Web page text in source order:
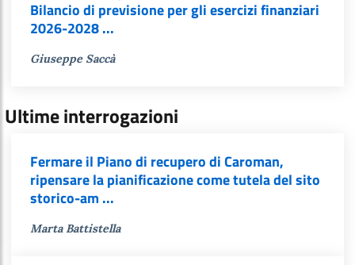
Bilancio di previsione per gli esercizi finanziari
2026-2028 ...
Giuseppe Saccà
Ultime interrogazioni
Fermare il Piano di recupero di Caroman,
ripensare la pianificazione come tutela del sito
storico-am ...
Marta Battistella